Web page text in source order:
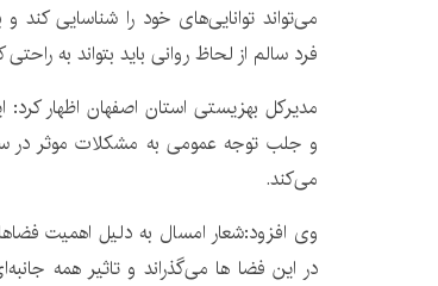
می‌تواند توانایی‌های خود را شناسایی کند
فرد سالم از لحاظ روانی باید بتواند به
مدیرکل بهزیستی استان اصفهان اظهار
و جلب توجه عمومی به مشکلات موثر در
می‌کند.
وی افزود:شعار امسال به دلیل اهمیت
در این فضا ها می‌گذراند و تاثیر همه